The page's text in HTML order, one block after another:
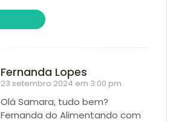
Fernanda Lopes
23 setembro 2024 em 3:00 pm
Olá Samara, tudo bem?
Fernanda do Alimentando com